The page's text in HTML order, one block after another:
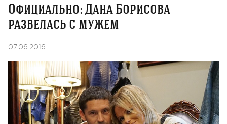
Официально: Дана Борисова
развелась с мужем
07.06.2016